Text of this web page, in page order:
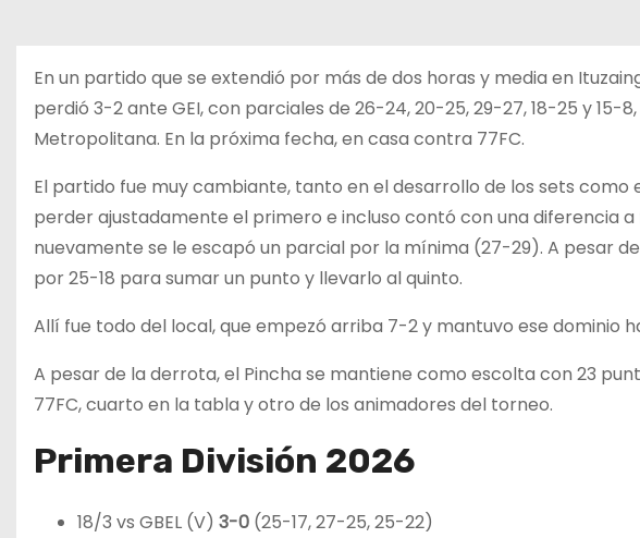
En un partido que se extendió por más de dos horas y media en
perdió 3-2 ante GEI, con parciales de 26-24, 20-25, 29-27, 18-25 y 15-
Metropolitana. En la próxima fecha, en casa contra 77FC.
El partido fue muy cambiante, tanto en el desarrollo de los sets como
perder ajustadamente el primero e incluso contó con una diferencia
nuevamente se le escapó un parcial por la mínima (27-29). A pesar
por 25-18 para sumar un punto y llevarlo al quinto.
Allí fue todo del local, que empezó arriba 7-2 y mantuvo ese dominio
A pesar de la derrota, el Pincha se mantiene como escolta con 23
77FC, cuarto en la tabla y otro de los animadores del torneo.
Primera División 2026
18/3 vs GBEL (V) 3-0 (25-17, 27-25, 25-22)